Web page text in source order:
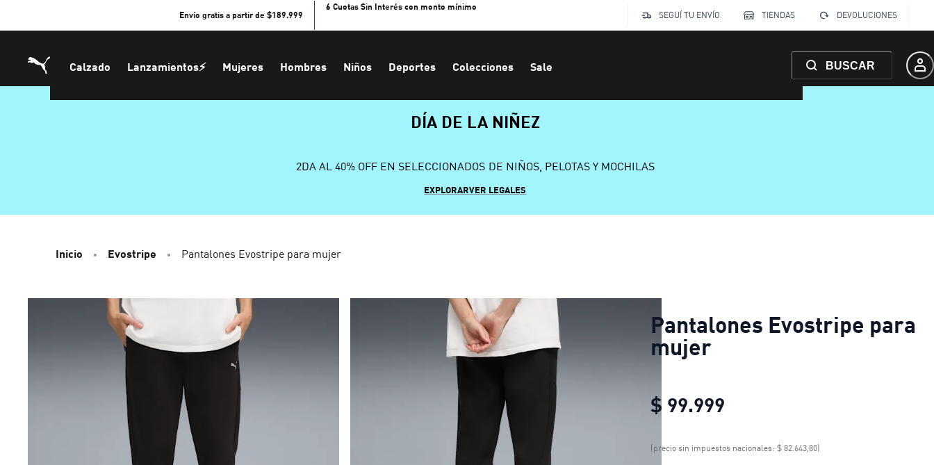
Envío gratis a partir de $189.999
6 Cuotas Sin Interés con monto mínimo
SEGUÍ TU ENVÍO
TIENDAS DEVOLUCIONES
Calzado Lanzamientos⚡ Mujeres Hombres Niños Deportes Colecciones Sale BUSCAR
DÍA DE LA NIÑEZ
2DA AL 40% OFF EN SELECCIONADOS DE NIÑOS, PELOTAS Y MOCHILAS
EXPLORARVER LEGALES
Inicio Evostripe Pantalones Evostripe para mujer
Pantalones Evostripe para
mujer
$ 99.999
Pantalones Evostripe para
(precio sin impuestos nacionales: $ 82.643,80)